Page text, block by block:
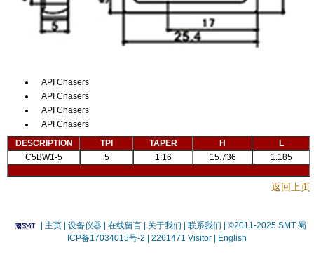
API Chasers
API Chasers
API Chasers
API Chasers
DESCRIPTION
TPI TAPER H
L
C5BW1-5
5 1:16 15.736 1.185
返回上页
主页 | 设备仪器 | 在线留言 | 关于我们 | 联系我们 | ©2011-2025 SMT 蜀
ICP备17034015号-2 | 2261471 Visitor | English